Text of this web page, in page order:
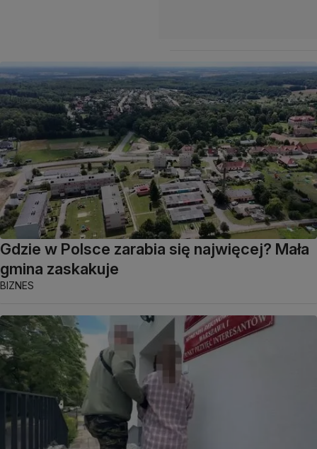
Gdzie w Polsce zarabia się najwięcej? Mała
gmina zaskakuje
BIZNES